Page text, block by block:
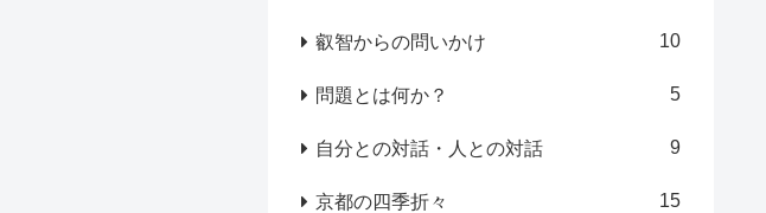
叡智からの問いかけ 10
問題とは何か？ 5
自分との対話・人との対話 9
京都の四季折々 15